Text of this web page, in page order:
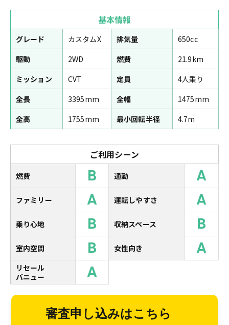
基本情報
グレード カスタムX 排気量
650cc
駆動
2WD 燃費
21.9km
ミッション
CVT 定員
4人乗り
全長
3395mm 全幅
1475mm
全高
1755mm 最小回転半径 4.7m
ご利用シーン
燃費 B 通勤 A
ファミリー A 運転しやすさ A
乗り心地 B 収納スペース B
室内空間 B 女性向き A
リセール
バニュー
A
審査申し込みはこちら